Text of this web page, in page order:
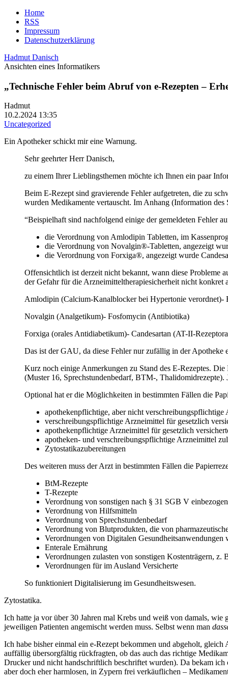
Home
RSS
Impressum
Datenschutzerklärung
Hadmut Danisch
Ansichten eines Informatikers
„Technische Fehler beim Abruf von e-Rezepten –
Hadmut
10.2.2024 13:35
Uncategorized
Ein Apotheker schickt mir eine Warnung.
Sehr geehrter Herr Danisch,
zu einem Ihrer Lieblingsthemen möchte ich Ihnen ein paar
Beim E-Rezept sind gravierende Fehler aufgetreten, die zu
wurden Medikamente vertauscht. Im Anhang (Information
“Beispielhaft sind nachfolgend einige der gemeldeten Fehler
die Verordnung von Amlodipin Tabletten, im
die Verordnung von Novalgin®-Tabletten, angezeigt
die Verordnung von Forxiga®, angezeigt wurde
Offensichtlich ist derzeit nicht bekannt, wann diese Probleme
der Gefahr für die Arzneimitteltherapiesicherheit nicht konkret
Amlodipin (Calcium-Kanalblocker bei Hypertonie
Novalgin (Analgetikum)- Fosfomycin (Antibiotika)
Forxiga (orales Antidiabetikum)- Candesartan (AT-II-
Das ist der GAU, da diese Fehler nur zufällig in der
Kurz noch einige Anmerkungen zu Stand des E-Rezeptes.
(Muster 16, Sprechstundenbedarf, BTM-,
Optional hat er die Möglichkeiten in bestimmten Fällen die
apothekenpflichtige, aber nicht
verschreibungspflichtige Arzneimittel für gesetzlich
apothekenpflichtige Arzneimittel für gesetzlich
apotheken- und verschreibungspflichtige Arzneimittel
Zytostatikazubereitungen
Des weiteren muss der Arzt in bestimmten Fällen die
BtM-Rezepte
T-Rezepte
Verordnung von sonstigen nach § 31 SGB V
Verordnung von Hilfsmitteln
Verordnung von Sprechstundenbedarf
Verordnung von Blutprodukten, die von
Verordnungen von Digitalen Gesundheitsanwendungen
Enterale Ernährung
Verordnungen zulasten von sonstigen Kostenträgern,
Verordnungen für im Ausland Versicherte
So funktioniert Digitalisierung im Gesundheitswesen.
Zytostatika.
Ich hatte ja vor über 30 Jahren mal Krebs und weiß von damals,
jeweiligen Patienten angemischt werden muss. Selbst wenn man
Ich habe bisher einmal ein e-Rezept bekommen und abgeholt,
auffällig übersorgfältig rückfragten, ob das auch das richtige
Drucker und nicht handschriftlich beschriftet wurden). Da bekam
aber doch eher harmlosen, in Zypern frei verkäuflichen –